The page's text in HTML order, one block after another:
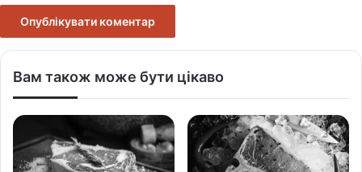
Вам також може бути цікаво